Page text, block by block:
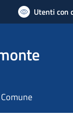
Utenti con